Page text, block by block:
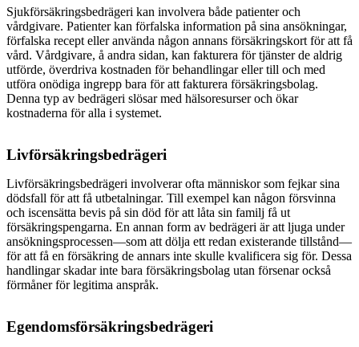
Sjukförsäkringsbedrägeri kan involvera både patienter och
vårdgivare. Patienter kan förfalska information på sina ansökningar,
förfalska recept eller använda någon annans försäkringskort för att få
vård. Vårdgivare, å andra sidan, kan fakturera för tjänster de aldrig
utförde, överdriva kostnaden för behandlingar eller till och med
utföra onödiga ingrepp bara för att fakturera försäkringsbolag.
Denna typ av bedrägeri slösar med hälsoresurser och ökar
kostnaderna för alla i systemet.
Livförsäkringsbedrägeri
Livförsäkringsbedrägeri involverar ofta människor som fejkar sina
dödsfall för att få utbetalningar. Till exempel kan någon försvinna
och iscensätta bevis på sin död för att låta sin familj få ut
försäkringspengarna. En annan form av bedrägeri är att ljuga under
ansökningsprocessen—som att dölja ett redan existerande tillstånd—
för att få en försäkring de annars inte skulle kvalificera sig för. Dessa
handlingar skadar inte bara försäkringsbolag utan försenar också
förmåner för legitima anspråk.
Egendomsförsäkringsbedrägeri